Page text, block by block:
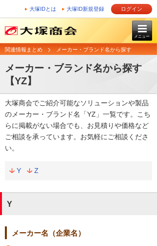
大塚IDとは 大塚ID新規登録 ログイン
メニュー
関連情報まとめ メーカー・ブランド名から探す
メーカー・ブランド名から探す
【YZ】
大塚商会でご紹介可能なソリューションや製品
のメーカー・ブランド名「YZ」一覧です。こち
らに掲載がない場合でも、お見積りや価格など
ご相談を承っています。お気軽にご相談くださ
い。
Y Z
Y
メーカー名（企業名）